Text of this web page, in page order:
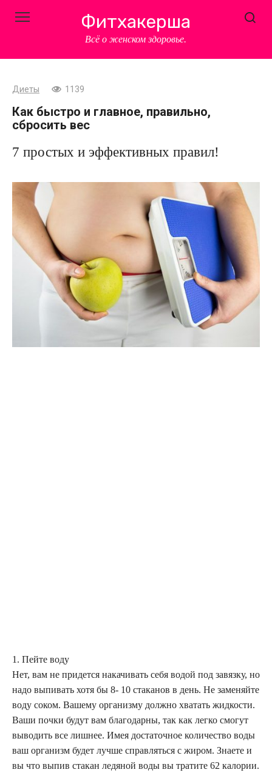
Фитхакерша
Всё о женском здоровье.
Диеты 1139
Как быстро и главное, правильно,
сбросить вес
7 простых и эффективных правил!
1. Пейте воду
Нет, вам не придется накачивать себя водой под завязку, но
надо выпивать хотя бы 8- 10 стаканов в день. Не заменяйте
воду соком. Вашему организму должно хватать жидкости.
Ваши почки будут вам благодарны, так как легко смогут
выводить все лишнее. Имея достаточное количество воды
ваш организм будет лучше справляться с жиром. Знаете и
вы что выпив стакан ледяной воды вы тратите 62 калории.